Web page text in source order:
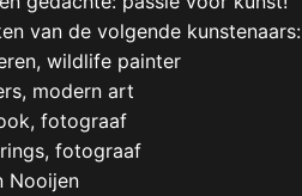
van de volgende kunstenaars:
wildlife painter
modern art
fotograaf
fotograaf
Nooijen